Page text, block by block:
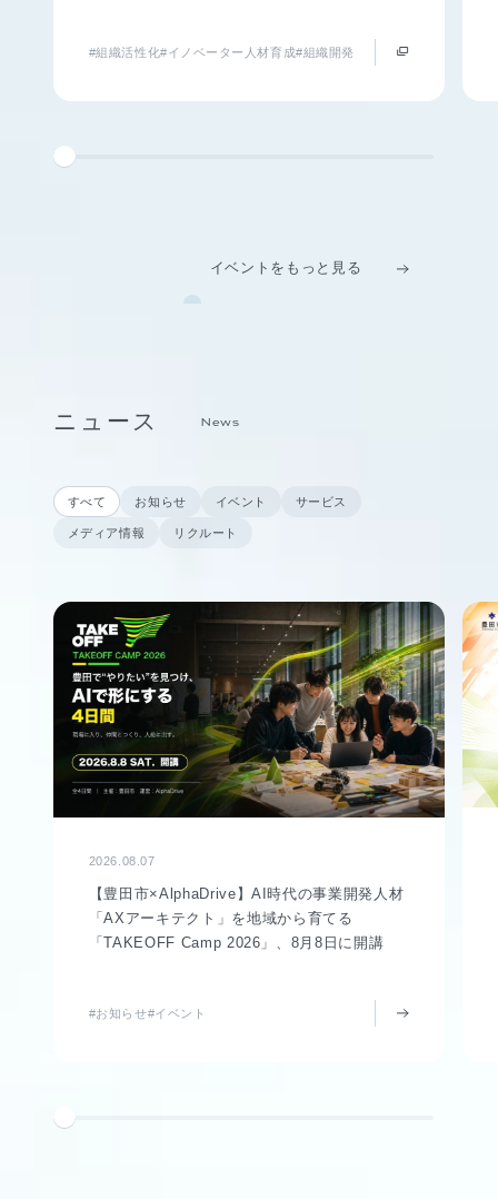
#組織活性化#イノベーター人材育成#組織開発
イベントをもっと見る
ニュース News
すべて お知らせ イベント サービス
メディア情報 リクルート
2026.08.07
【豊田市×AlphaDrive】AI時代の事業開発人材
「AXアーキテクト」を地域から育てる
「TAKEOFF Camp 2026」、8月8日に開講
#お知らせ#イベント